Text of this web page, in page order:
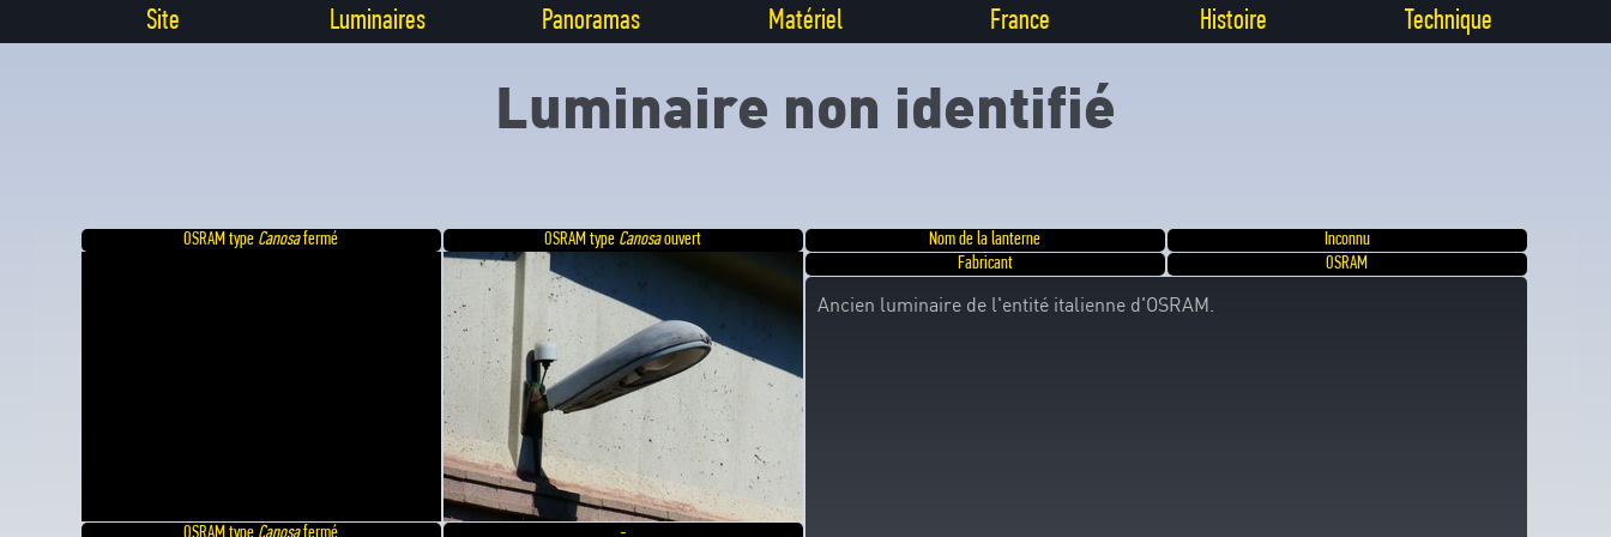
Site Luminaires Panoramas Matériel France Histoire Technique
Luminaire non identifié
OSRAM type Canosafermé OSRAM type Canosaouvert Nom de la lanterne
Inconnu
Fabricant
OSRAM
Ancien luminaire de l'entité italienne d'OSRAM.